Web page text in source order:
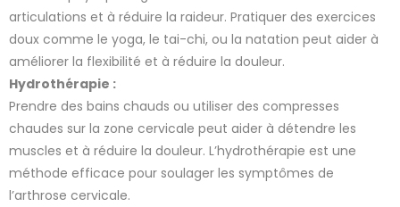
articulations et à réduire la raideur. Pratiquer des exercices
doux comme le yoga, le tai-chi, ou la natation peut aider à
améliorer la flexibilité et à réduire la douleur.
Hydrothérapie :
Prendre des bains chauds ou utiliser des compresses
chaudes sur la zone cervicale peut aider à détendre les
muscles et à réduire la douleur. L’hydrothérapie est une
méthode efficace pour soulager les symptômes de
l’arthrose cervicale.